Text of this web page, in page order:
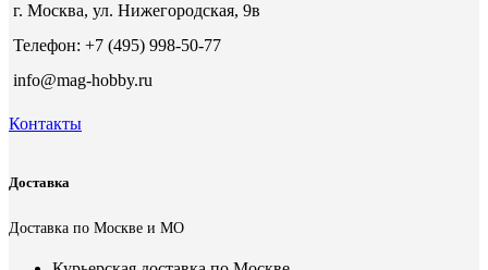
г. Москва, ул. Нижегородская, 9в
Телефон: +7 (495) 998-50-77
info@mag-hobby.ru
Контакты
Доставка
Доставка по Москве и МО